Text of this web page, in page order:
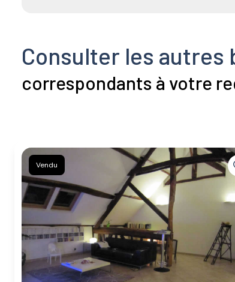
Consulter les autres
correspondants à votre
Vendu